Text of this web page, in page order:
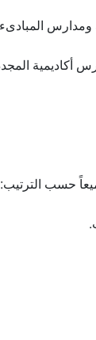
حسب الترتيب: